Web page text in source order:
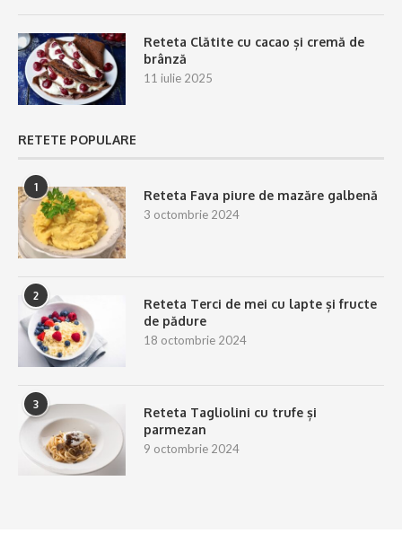
Reteta Clătite cu cacao și cremă de
brânză
11 iulie 2025
RETETE POPULARE
1
Reteta Fava piure de mazăre galbenă
3 octombrie 2024
2
Reteta Terci de mei cu lapte și fructe
de pădure
18 octombrie 2024
3
Reteta Tagliolini cu trufe și
parmezan
9 octombrie 2024